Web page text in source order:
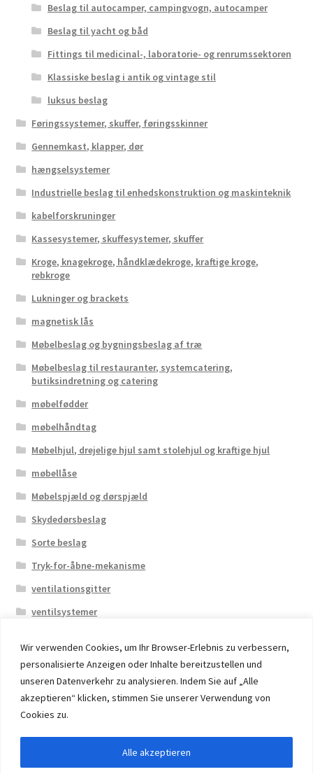
Wir verwenden Cookies, um Ihr Browser-Erlebnis zu verbessern,
personalisierte Anzeigen oder Inhalte bereitzustellen und
unseren Datenverkehr zu analysieren. Indem Sie auf „Alle
akzeptieren“ klicken, stimmen Sie unserer Verwendung von
Cookies zu.
Alle akzeptieren
Beslag til autocamper, campingvogn, autocamper
Beslag til yacht og båd
Fittings til medicinal-, laboratorie- og renrumssektoren
Klassiske beslag i antik og vintage stil
luksus beslag
Føringssystemer, skuffer, føringsskinner
Gennemkast, klapper, dør
hængselsystemer
Industrielle beslag til enhedskonstruktion og maskinteknik
kabelforskruninger
Kassesystemer, skuffesystemer, skuffer
Kroge, knagekroge, håndklædekroge, kraftige kroge,
rebkroge
Lukninger og brackets
magnetisk lås
Møbelbeslag og bygningsbeslag af træ
Møbelbeslag til restauranter, systemcatering,
butiksindretning og catering
møbelfødder
møbelhåndtag
Møbelhjul, drejelige hjul samt stolehjul og kraftige hjul
møbellåse
Møbelspjæld og dørspjæld
Skydedørsbeslag
Sorte beslag
Tryk-for-åbne-mekanisme
ventilationsgitter
ventilsystemer
© 2026 Eruon Trade UG, Germany, member of the ERUON